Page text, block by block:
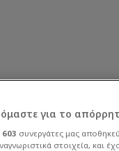
για το
603 συνεργάτες μας
στοιχεία, και